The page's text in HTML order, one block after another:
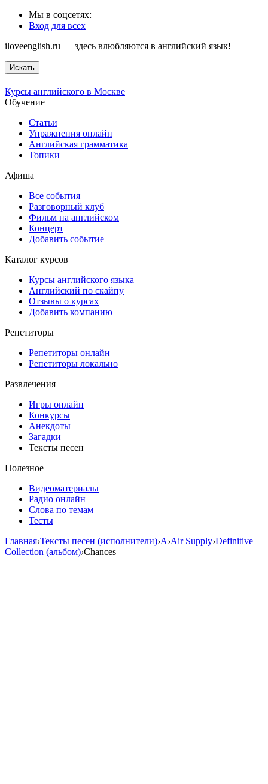
Мы в соцсетях:
Вход для всех
iloveenglish.ru — здесь влюбляются в английский язык!
Искать
Курсы английского в Москве
Обучение
Статьи
Упражнения онлайн
Английская грамматика
Топики
Афиша
Все события
Разговорный клуб
Фильм на английском
Концерт
Добавить событие
Каталог курсов
Курсы английского языка
Английский по скайпу
Отзывы о курсах
Добавить компанию
Репетиторы
Репетиторы онлайн
Репетиторы локально
Развлечения
Игры онлайн
Конкурсы
Анекдоты
Загадки
Тексты песен
Полезное
Видеоматериалы
Радио онлайн
Слова по темам
Тесты
Главная›Тексты песен (исполнители)›A›Air Supply›Definitive
Collection (альбом)›Chances